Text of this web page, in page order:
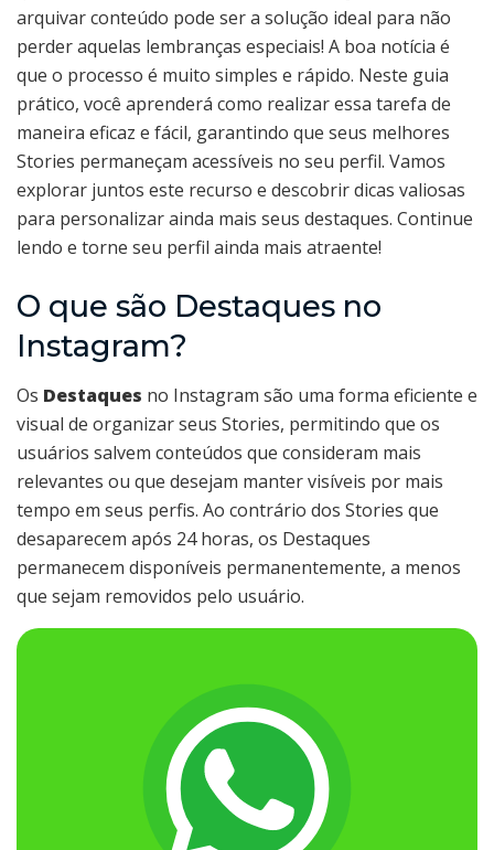
arquivar conteúdo pode ser a solução ideal para não
perder aquelas lembranças especiais! A boa notícia é
que o processo é muito simples e rápido. Neste guia
prático, você aprenderá como realizar essa tarefa de
maneira eficaz e fácil, garantindo que seus melhores
Stories permaneçam acessíveis no seu perfil. Vamos
explorar juntos este recurso e descobrir dicas valiosas
para personalizar ainda mais seus destaques. Continue
lendo e torne seu perfil ainda mais atraente!
O que são Destaques no
Instagram?
Os Destaques no Instagram são uma forma eficiente e
visual de organizar seus Stories, permitindo que os
usuários salvem conteúdos que consideram mais
relevantes ou que desejam manter visíveis por mais
tempo em seus perfis. Ao contrário dos Stories que
desaparecem após 24 horas, os Destaques
permanecem disponíveis permanentemente, a menos
que sejam removidos pelo usuário.